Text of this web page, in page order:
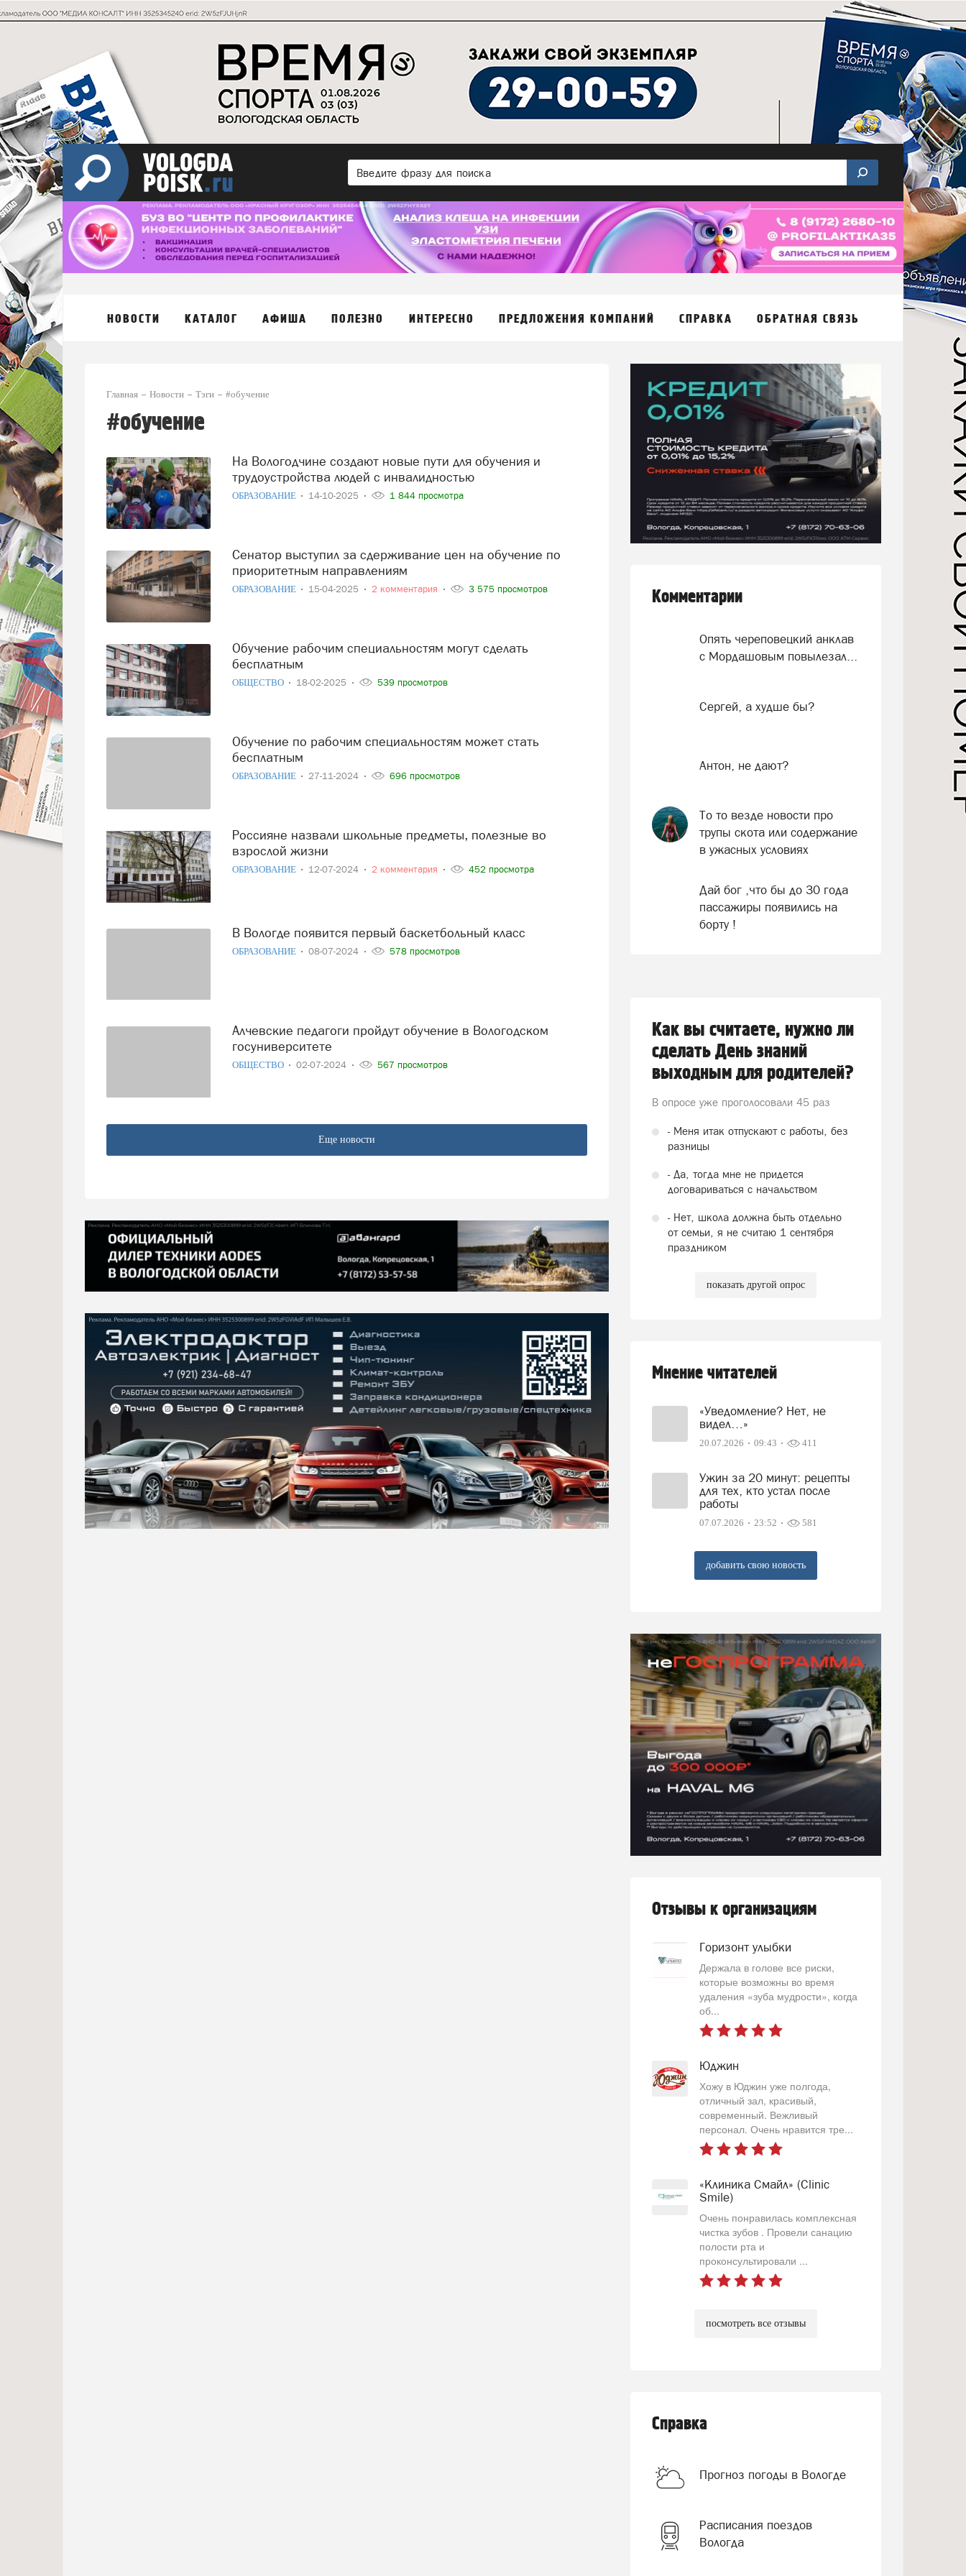
НОВОСТИ КАТАЛОГ АФИША ПОЛЕЗНО ИНТЕРЕСНО ПРЕДЛОЖЕНИЯ КОМПАНИЙ СПРАВКА ОБРАТНАЯ СВЯЗЬ
Главная Новости Тэги #обучение
#обучение
На Вологодчине создают новые пути для обучения и
трудоустройства людей с инвалидностью
ОБРАЗОВАНИЕ 14-10-2025 1 844 просмотра
Сенатор выступил за сдерживание цен на обучение по
приоритетным направлениям
ОБРАЗОВАНИЕ 15-04-2025 2 комментария 3 575 просмотров
Обучение рабочим специальностям могут сделать
бесплатным
ОБЩЕСТВО 18-02-2025 539 просмотров
Обучение по рабочим специальностям может стать
бесплатным
ОБРАЗОВАНИЕ 27-11-2024 696 просмотров
Россияне назвали школьные предметы, полезные во
взрослой жизни
ОБРАЗОВАНИЕ 12-07-2024 2 комментария 452 просмотра
В Вологде появится первый баскетбольный класс
ОБРАЗОВАНИЕ 08-07-2024 578 просмотров
Алчевские педагоги пройдут обучение в Вологодском
госуниверситете
ОБЩЕСТВО 02-07-2024 567 просмотров
Еще новости
Комментарии
Опять череповецкий анклав
с Мордашовым повылезал...
Сергей, а худше бы?
Антон, не дают?
То то везде новости про
трупы скота или содержание
в ужасных условиях
Дай бог ,что бы до 30 года
пассажиры появились на
борту !
Как вы считаете, нужно ли
сделать День знаний
выходным для родителей?
В опросе уже проголосовали 45 раз
- Меня итак отпускают с работы, без
разницы
- Да, тогда мне не придется
договариваться с начальством
- Нет, школа должна быть отдельно
от семьи, я не считаю 1 сентября
праздником
показать другой опрос
Мнение читателей
«Уведомление? Нет, не
видел…»
20.07.2026 09:43 411
Ужин за 20 минут: рецепты
для тех, кто устал после
работы
07.07.2026 23:52 581
добавить свою новость
Отзывы к организациям
Горизонт улыбки
Держала в голове все риски,
которые возможны во время
удаления «зуба мудрости», когда
об...
Юджин
Хожу в Юджин уже полгода,
отличный зал, красивый,
современный. Вежливый
персонал. Очень нравится тре...
«Клиника Смайл» (Clinic
Smile)
Очень понравилась комплексная
чистка зубов . Провели санацию
полости рта и
проконсультировали ...
посмотреть все отзывы
Справка
Прогноз погоды в Вологде
Расписания поездов
Вологда